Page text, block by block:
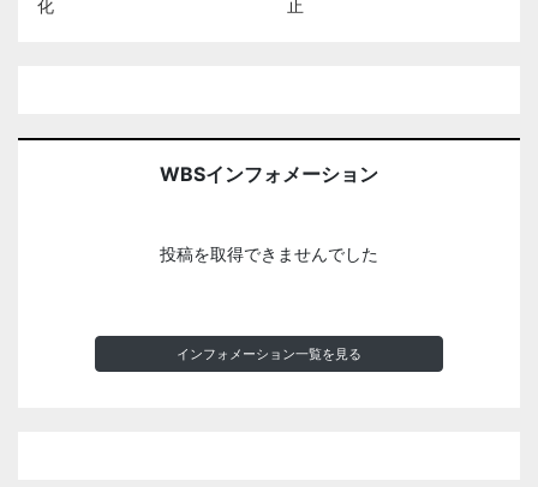
化
止
WBSインフォメーション
投稿を取得できませんでした
インフォメーション一覧を見る